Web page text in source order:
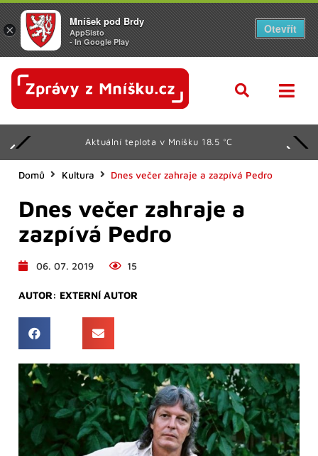
Aktuální teplota v Mníšku 18.5 °C
Domů Kultura Dnes večer zahraje a zazpívá Pedro
Dnes večer zahraje a
zazpívá Pedro
06. 07. 2019 15
AUTOR: EXTERNÍ AUTOR
×
Mníšek pod Brdy
AppSisto
- In Google Play
Otevřít